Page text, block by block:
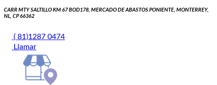
CARR MTY SALTILLO KM 67 BOD178, MERCADO DE ABASTOS PONIENTE, MONTERREY,
NL, CP 66362
( 81)1287 0474
Llamar